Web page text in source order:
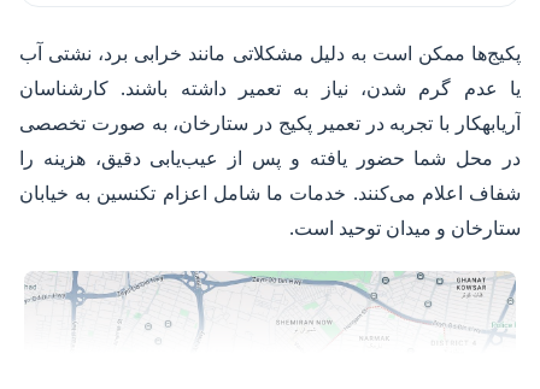
پکیج‌ها ممکن است به دلیل مشکلاتی مانند خرابی برد، نشتی آب
یا عدم گرم شدن، نیاز به تعمیر داشته باشند. کارشناسان
آریابهکار با تجربه در تعمیر پکیج در ستارخان، به صورت تخصصی
در محل شما حضور یافته و پس از عیب‌یابی دقیق، هزینه را
شفاف اعلام می‌کنند. خدمات ما شامل اعزام تکنسین به خیابان
ستارخان و میدان توحید است.